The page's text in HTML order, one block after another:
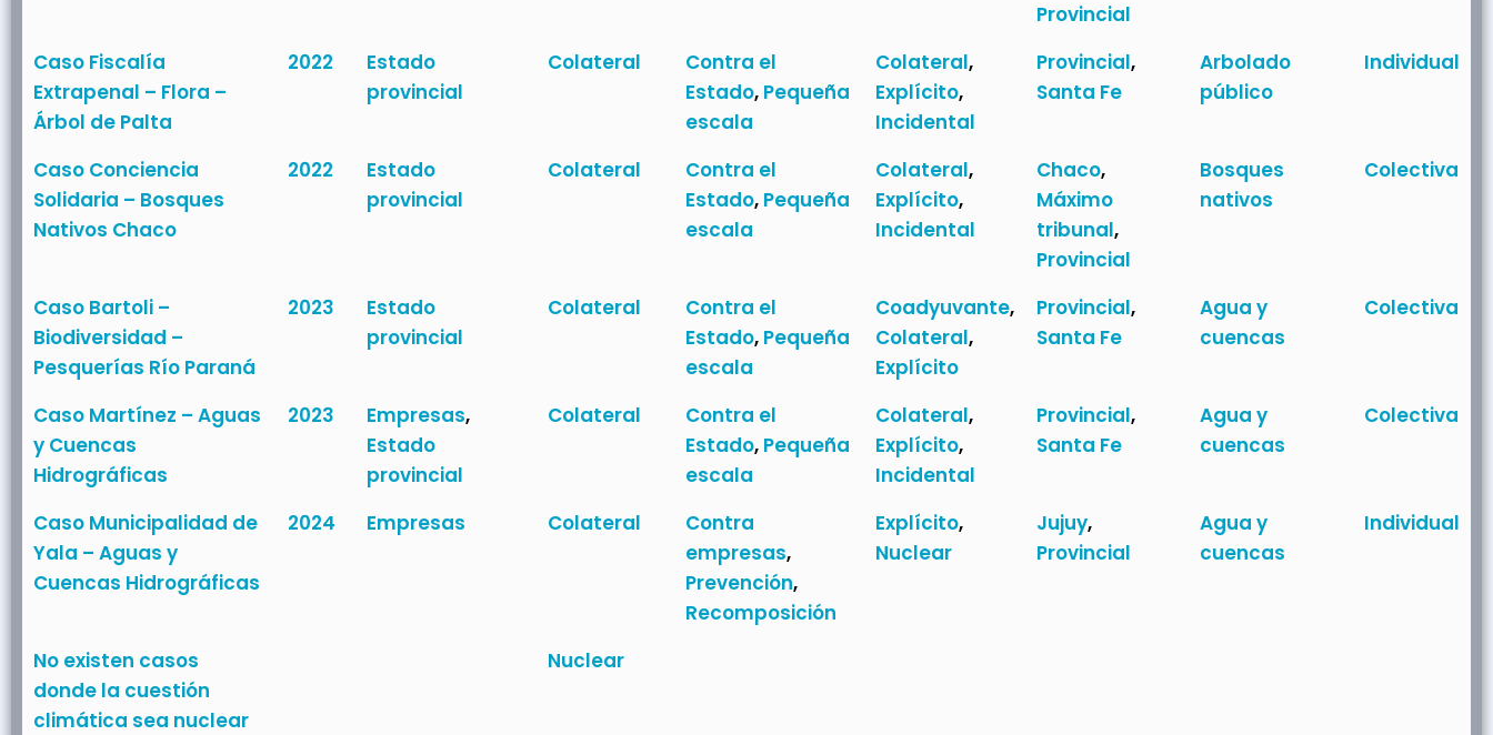
Provincial
Caso Fiscalía
Extrapenal – Flora –
Árbol de Palta
2022
Estado
provincial
Colateral
Contra el
Estado, Pequeña
escala
Colateral,
Explícito,
Incidental
Provincial,
Santa Fe
Arbolado
público
Individual
Caso Conciencia
Solidaria – Bosques
Nativos Chaco
2022
Estado
provincial
Colateral
Contra el
Estado, Pequeña
escala
Colateral,
Explícito,
Incidental
Chaco,
Máximo
tribunal,
Provincial
Bosques
nativos
Colectiva
Caso Bartoli –
Biodiversidad –
Pesquerías Río Paraná
2023
Estado
provincial
Colateral
Contra el
Estado, Pequeña
escala
Coadyuvante,
Colateral,
Explícito
Provincial,
Santa Fe
Agua y
cuencas
Colectiva
Caso Martínez – Aguas
y Cuencas
Hidrográficas
2023 Empresas,
Estado
provincial
Colateral
Contra el
Estado, Pequeña
escala
Colateral,
Explícito,
Incidental
Provincial,
Santa Fe
Agua y
cuencas
Colectiva
Caso Municipalidad de
Yala – Aguas y
Cuencas Hidrográficas
2024 Empresas Colateral
Contra
empresas,
Prevención,
Recomposición
Explícito,
Nuclear
Jujuy,
Provincial
Agua y
cuencas
Individual
No existen casos
donde la cuestión
climática sea nuclear
Nuclear